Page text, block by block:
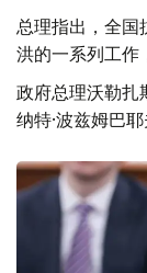
总理指出，全国
洪的一系列工作
政府总理沃勒扎
纳特·波兹姆巴耶